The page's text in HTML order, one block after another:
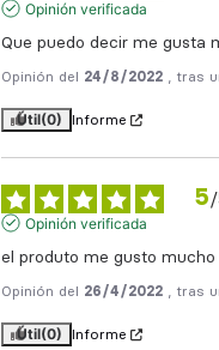
Opinión verificada
Que puedo decir me gusta
Opinión del 24/8/2022 , tras
Útil(0) Informe
5/
Opinión verificada
el produto me gusto mucho
Opinión del 26/4/2022 , tras
Útil(0) Informe